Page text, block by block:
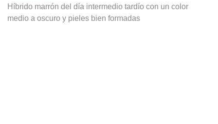
Híbrido marrón del día intermedio tardío con un color
medio a oscuro y pieles bien formadas